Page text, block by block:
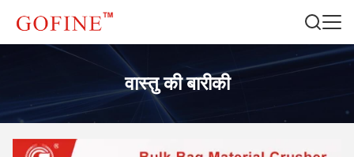
वास्तु की बारीकी